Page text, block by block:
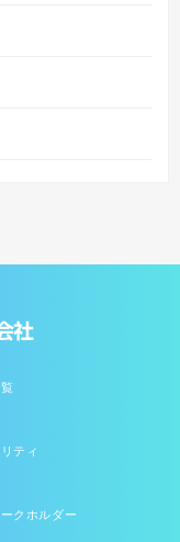
ティ
クホルダー